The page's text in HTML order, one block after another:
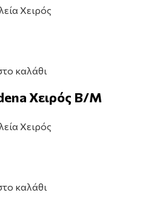
Χειρός
καλάθι
Χειρός Β/Μ
Χειρός
καλάθι